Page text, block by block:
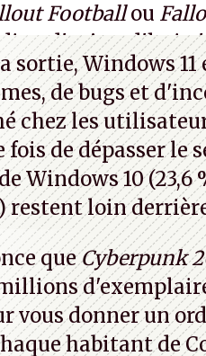
Footballou
d'aujourd'hui
y a 15 ans. Mais
A.
sortie, Windows
de bugs et
chez les
de dépasser le
Windows 10 (23,6
restent loin
queCyberpunk
vous donner un
habitant de